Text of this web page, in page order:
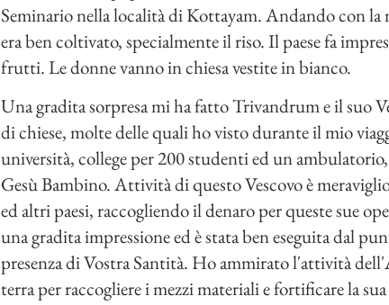
Seminario nella località di Kottayam. Andando con
era ben coltivato, specialmente il riso. Il paese fa
frutti. Le donne vanno in chiesa vestite in bianco.
Una gradita sorpresa mi ha fatto Trivandrum e il suo
di chiese, molte delle quali ho visto durante il mio
università, college per 200 studenti ed un
Gesù Bambino. Attività di questo Vescovo è
ed altri paesi, raccogliendo il denaro per queste sue
una gradita impressione ed è stata ben eseguita dal
presenza di Vostra Santità. Ho ammirato l'attività
terra per raccogliere i mezzi materiali e fortificare la